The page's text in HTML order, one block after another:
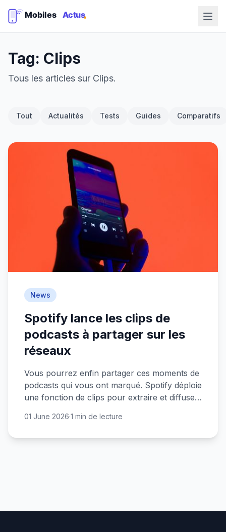
Tag: Clips
Tous les articles sur Clips.
Tout Actualités Tests Guides Comparatifs
News
Spotify lance les clips de
podcasts à partager sur les
réseaux
Vous pourrez enfin partager ces moments de
podcasts qui vous ont marqué. Spotify déploie
une fonction de clips pour extraire et diffuser
01 June 2026·1 min de lecture